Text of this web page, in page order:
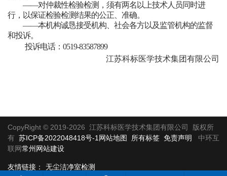
——对仲裁性检验检测 ，须有两名以上技术人员同时进
行，以保证检验检测结果的公正、准确。
——本机构诚恳接受机构 、社会各方以及监管机构的监督
和投诉。
投诉电话： 0519-83587899
江苏科标医学技术集团有限公司
CopyRight © 2019-2026 江苏科标医学技术集团有限公司 版权所
有 苏ICP备2022048418号-1 网站地图 所有标签 免责声明
中环互
联网常州网站建设
友情链接： 无尘洁净室检测